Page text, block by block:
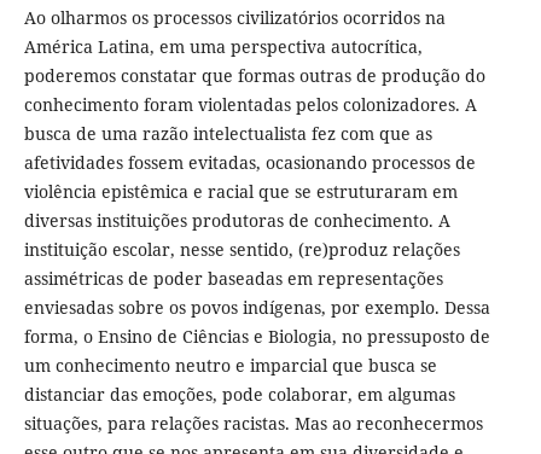
Ao olharmos os processos civilizatórios ocorridos na
América Latina, em uma perspectiva autocrítica,
poderemos constatar que formas outras de produção do
conhecimento foram violentadas pelos colonizadores. A
busca de uma razão intelectualista fez com que as
afetividades fossem evitadas, ocasionando processos de
violência epistêmica e racial que se estruturaram em
diversas instituições produtoras de conhecimento. A
instituição escolar, nesse sentido, (re)produz relações
assimétricas de poder baseadas em representações
enviesadas sobre os povos indígenas, por exemplo. Dessa
forma, o Ensino de Ciências e Biologia, no pressuposto de
um conhecimento neutro e imparcial que busca se
distanciar das emoções, pode colaborar, em algumas
situações, para relações racistas. Mas ao reconhecermos